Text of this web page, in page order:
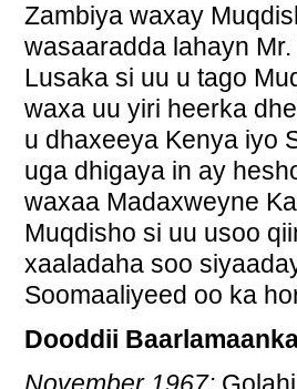
Zambiya waxay
wasaaradda lahayn
Lusaka si uu u tago
waxa uu yiri heerka
u dhaxeeya Kenya iyo
uga dhigaya in ay
waxaa Madaxweyne
Muqdisho si uu usoo
xaaladaha soo
Soomaaliyeed oo ka
Dooddii